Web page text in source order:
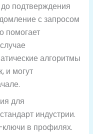
подтверждения
с запросом
помогает
алгоритмы
и могут
для
индустрии.
в профилях.